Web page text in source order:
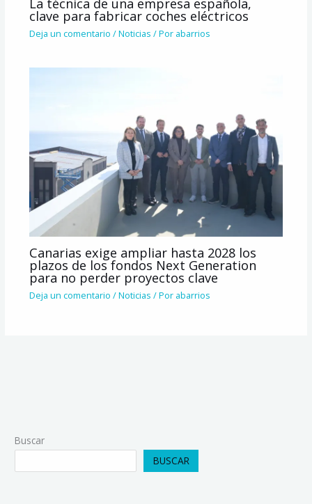
La técnica de una empresa española,
clave para fabricar coches eléctricos
Deja un comentario /Noticias / Por abarrios
Canarias exige ampliar hasta 2028 los
plazos de los fondos Next Generation
para no perder proyectos clave
Deja un comentario /Noticias / Por abarrios
Buscar
BUSCAR